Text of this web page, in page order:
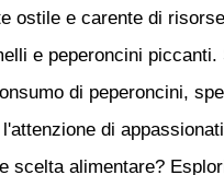
ostile e carente di
e peperoncini piccanti.
di peperoncini,
di
scelta alimentare?